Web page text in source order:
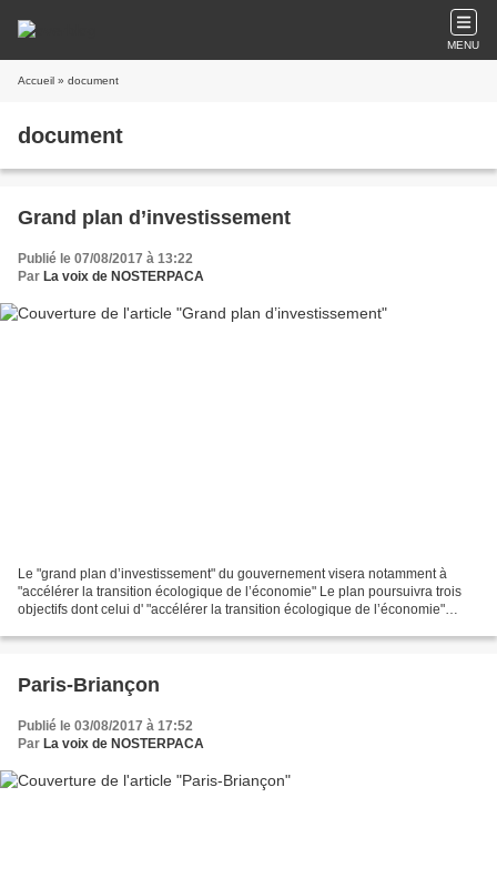
MENU
Accueil » document
document
Grand plan d’investissement
Publié le 07/08/2017 à 13:22
Par La voix de NOSTERPACA
Le "grand plan d’investissement" du gouvernement visera notamment à
"accélérer la transition écologique de l’économie" Le plan poursuivra trois
objectifs dont celui d' "accélérer la transition écologique de l’économie"
Paris-Briançon
Publié le 03/08/2017 à 17:52
Par La voix de NOSTERPACA